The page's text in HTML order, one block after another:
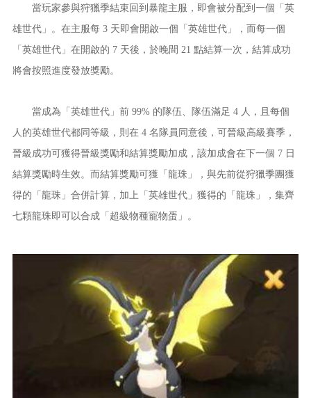
當玩家參與狩獵季結束回到暴龍主服，即會被分配到一個「英
雄世代」。在主服每 3 天即會開啟一個「英雄世代」，而每一個
「英雄世代」在開啟的 7 天後，於晚間 21 點結算一次，結算成功
將會按照進度發放獎勵。
當成為「英雄世代」前 99% 的隊伍、隊伍滿足 4 人，且每個
人的英雄世代都同等級，則在 4 名隊員同意後，可晉級高級賽季，
晉級成功可獲得晉級獎勵和結算獎勵加成，該加成會在下一個 7 日
結算獎勵時生效。而結算獎勵可獲「龍珠」，與先前從狩獵季團獲
得的「龍珠」合併計算，加上「英雄世代」獲得的「龍珠」，集齊
七顆龍珠即可以合成「超級物種寵物蛋」。